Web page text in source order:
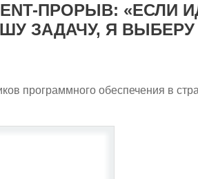
ПРОРЫВ: «ЕСЛИ
ЗАДАЧУ, Я ВЫБЕРУ
программного обеспечения в